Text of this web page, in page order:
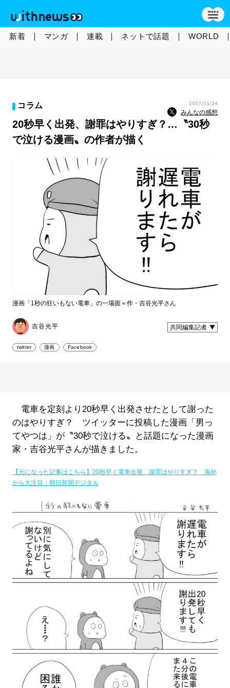
新着 マンガ 連載 ネットで話題 WORLD
コラム 2017/11/24
みんなの感想
20秒早く出発、謝罪はやりすぎ？…〝30秒
で泣ける漫画〟の作者が描く
漫画「1秒の狂いもない電車」の一場面＝作・吉谷光平さん
吉谷光平 共同編集記者
twitter 漫画 Facebook
電車を定刻より20秒早く出発させたとして謝った
のはやりすぎ？ ツイッターに投稿した漫画「男っ
てやつは」が〝30秒で泣ける〟と話題になった漫画
家・吉谷光平さんが描きました。
【元になった記事はこちら】20秒早く電車出発、謝罪はやりすぎ？ 海外
から大注目：朝日新聞デジタル